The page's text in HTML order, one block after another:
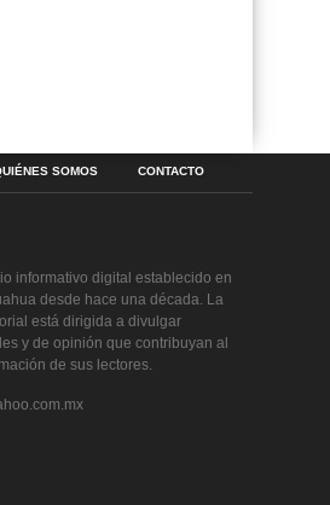
SOMOS CONTACTO
informativo digital establecido en
desde hace una década. La
está dirigida a divulgar
y de opinión que contribuyan al
de sus lectores.